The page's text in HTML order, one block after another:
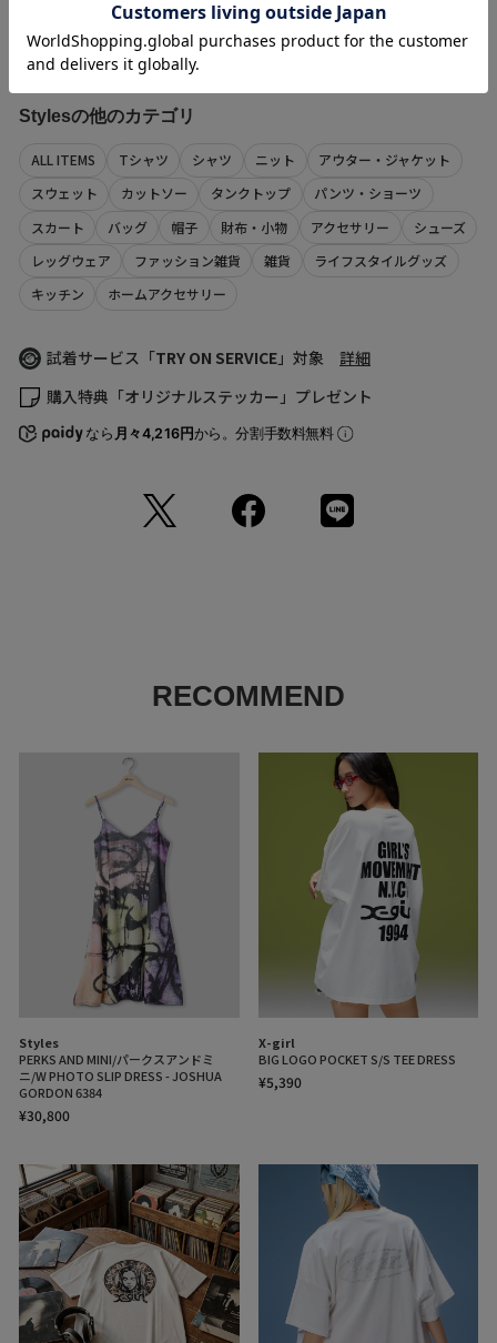
【Styles（スタイルス）】
完売カラーは「再入荷」登録がオススメ！
※LINEでの再入荷は、calif LINE公式アカウントの友だち追加が必要とな
※再入荷リクエストは商品の再入荷やご予約を保証するものではありま
※画像の商品は光の照射や角度により、実物と色味が異なる場合がござ
います。
また表示のサイズ感と実物は若干異なる場合もございますので、予めご
了承ください。
サイズ、素材等が若干異なる場合がございます。
※予約商品など一部商品につきましては、生産の都合上、お届け時期が
前後する場合がございます。
返品について
192221041004
（店舗でお問い合わせの際には、上記品番をお伝え下さい。）
1
108.5
108.5cm
Shoulder width 54cm
Find out more on your body type
Stylesの他のカテゴリ
ALL ITEMS Tシャツ シャツ ニット
アウター・ジャケット
スウェット
カットソー タンクトップ
パンツ・ショーツ
スカート
バッグ 帽子 財布・小物 アクセサリー
シューズ
レッグウェア
ファッション雑貨 雑貨
ライフスタイルグッズ
キッチン
ホームアクセサリー
試着サービス「TRY ON SERVICE」対象 詳細
購入特典「オリジナルステッカー」プレゼント
なら 月々4,216円から。分割手数料無料
RECOMMEND
Styles
PERKS AND MINI/パークスアンドミ
ニ/W PHOTO SLIP DRESS - JOSHUA
GORDON 6384
¥30,800
X-girl
BIG LOGO POCKET S/S TEE DRESS
¥5,390